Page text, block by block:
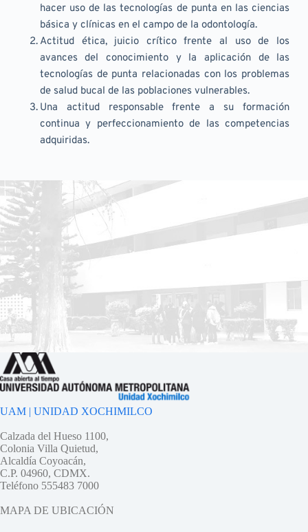
hacer uso de las tecnologías de punta en las ciencias
básica y clínicas en el campo de la odontología.
Actitud ética, juicio crítico frente al uso de los
avances del conocimiento y la aplicación de las
tecnologías de punta relacionadas con los problemas
de salud bucal de las poblaciones vulnerables.
Una actitud responsable frente a su formación
continua y perfeccionamiento de las competencias
adquiridas.
UAM | UNIDAD XOCHIMILCO
Calzada del Hueso 1100,
Colonia Villa Quietud,
Alcaldía Coyoacán,
C.P. 04960, CDMX.
Teléfono 555483 7000
MAPA DE UBICACIÓN